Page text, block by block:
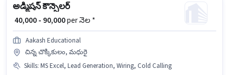
అడ్మిషన్ కౌన్సెలర్
₹ 40,000 - 90,000per నెల *
Aakash Educational
చిన్న చొక్కికులం, మధురై
Skills: MS Excel, Lead Generation, Wiring, Cold Calling